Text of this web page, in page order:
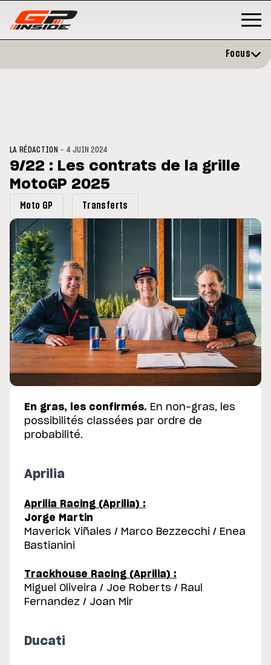
droite à Madrid
Bretagne
Focus
LA RÉDACTION - 4 JUIN 2024
9/22 : Les contrats de la grille
MotoGP 2025
Moto GP Transferts
En gras, les confirmés. En non-gras, les
possibilités classées par ordre de
probabilité.
Aprilia
Aprilia Racing (Aprilia) :
Jorge Martin
Maverick Viñales / Marco Bezzecchi / Enea
Bastianini
Trackhouse Racing (Aprilia) :
Miguel Oliveira / Joe Roberts / Raul
Fernandez / Joan Mir
Ducati